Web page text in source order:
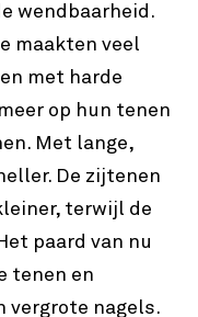
wendbaarheid.
maakten veel
met harde
op hun tenen
Met lange,
De zijtenen
terwijl de
paard van nu
tenen en
vergrote nagels.